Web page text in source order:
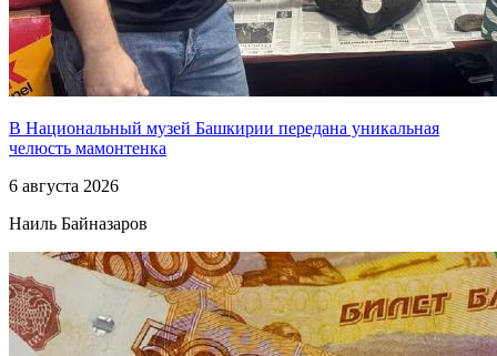
В Национальный музей Башкирии передана уникальная
челюсть мамонтенка
6 августа 2026
Наиль Байназаров